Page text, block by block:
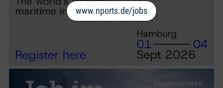
www.nports.de/jobs